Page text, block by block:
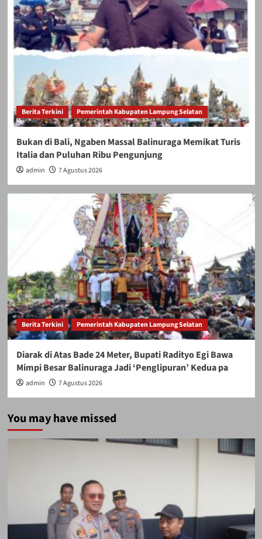
Berita Terkini Pemerintah Kabupaten Lampung Selatan
Bukan di Bali, Ngaben Massal Balinuraga Memikat Turis
Italia dan Puluhan Ribu Pengunjung
admin 7 Agustus 2026
Berita Terkini Pemerintah Kabupaten Lampung Selatan
Diarak di Atas Bade 24 Meter, Bupati Radityo Egi Bawa
Mimpi Besar Balinuraga Jadi ‘Penglipuran’ Kedua pa
admin 7 Agustus 2026
You may have missed